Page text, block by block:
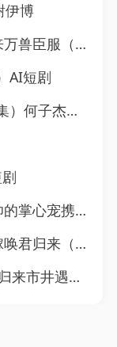
伊博
集）AI短剧
AI短剧
杰&侯梦心
（51集）AI短剧
82集）AI短剧
164集）AI短剧